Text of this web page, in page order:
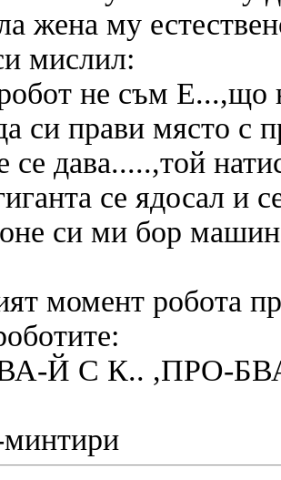
жена му
мислил:
не съм Е...,що
си прави място с
се дава.....,той
се ядосал и
си ми бор
момент робота
Й С К.. ,ПРО-